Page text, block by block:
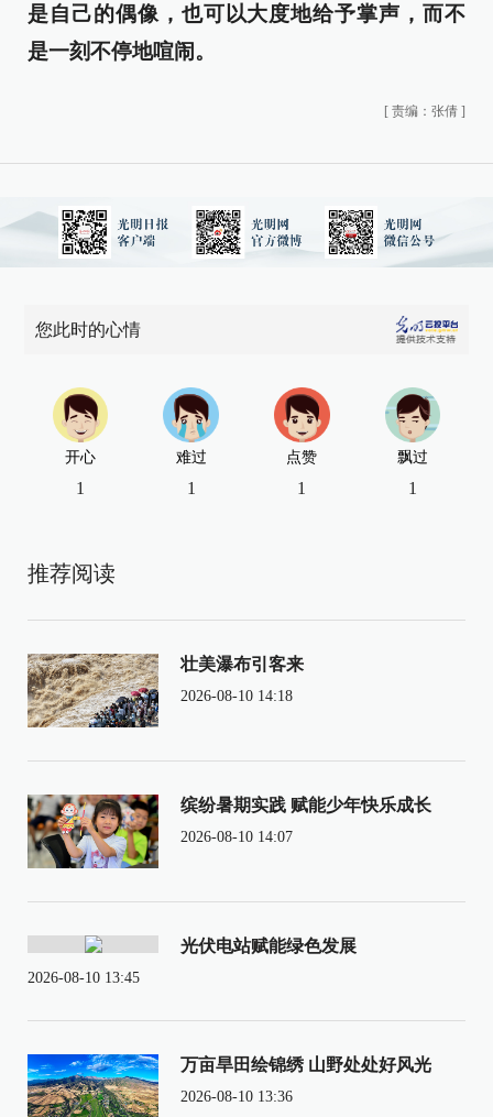
是自己的偶像，也可以大度地给予掌声，而不
是一刻不停地喧闹。
[ 责编：张倩 ]
您此时的心情
开心
1
难过
1
点赞
1
飘过
1
推荐阅读
壮美瀑布引客来
2026-08-10 14:18
缤纷暑期实践 赋能少年快乐成长
2026-08-10 14:07
光伏电站赋能绿色发展
2026-08-10 13:45
万亩旱田绘锦绣 山野处处好风光
2026-08-10 13:36